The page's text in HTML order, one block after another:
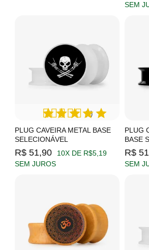
SEM
PLUG CAVEIRA METAL BASE
SELECIONÁVEL
(1)
R$ 51,90
10X DE R$5,19
SEM JUROS
PLUG
BASE
R$
SEM